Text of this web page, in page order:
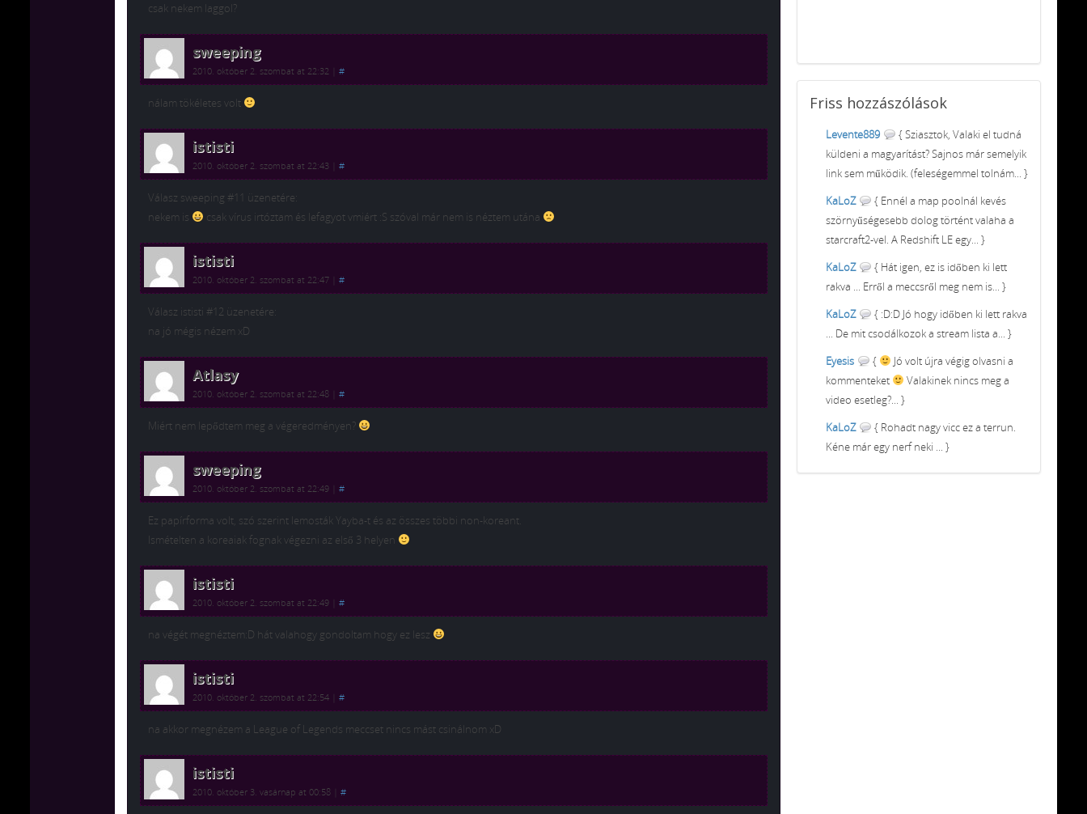
csak nekem laggol?
sweeping
2010. október 2. szombat at 22:32 #
nálam tökéletes volt
ististi
2010. október 2. szombat at 22:43 #
Válasz sweeping #11 üzenetére:
nekem is
csak vírus irtóztam és lefagyot vmiért :S szóval már nem is néztem utána
ististi
2010. október 2. szombat at 22:47 #
Válasz ististi #12 üzenetére:
na jó mégis nézem xD
Atlasy
2010. október 2. szombat at 22:48 #
Miért nem lepődtem meg a végeredményen?
sweeping
2010. október 2. szombat at 22:49 #
Ez papírforma volt, szó szerint lemosták Yayba-t és az összes többi non-koreant.
Ismételten a koreaiak fognak végezni az első 3 helyen
ististi
2010. október 2. szombat at 22:49 #
na végét megnéztem:D hát valahogy gondoltam hogy ez lesz
ististi
2010. október 2. szombat at 22:54 #
na akkor megnézem a League of Legends meccset nincs mást csinálnom xD
ististi
2010. október 3. vasárnap at 00:58 #
Friss hozzászólások
Levente889
{ Sziasztok, Valaki el tudná
küldeni a magyarítást? Sajnos már semelyik
link sem működik. (feleségemmel tolnám... }
KaLoZ
{ Ennél a map poolnál kevés
szörnyűségesebb dolog történt valaha a
starcraft2-vel. A Redshift LE egy... }
KaLoZ
{ Hát igen, ez is időben ki lett
rakva ... Erről a meccsről meg nem is... }
KaLoZ
{ :D:D Jó hogy időben ki lett rakva
... De mit csodálkozok a stream lista a... }
Eyesis
{
Jó volt újra végig olvasni a
kommenteket
Valakinek nincs meg a
video esetleg?... }
KaLoZ
{ Rohadt nagy vicc ez a terrun.
Kéne már egy nerf neki ... }